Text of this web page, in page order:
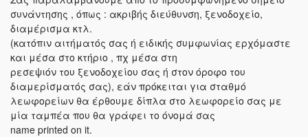
συνάντησης , όπως : ακριβής διεύθυνση, ξενοδοχείο,
διαμέρισμα κτλ.
(κατόπιν αιτήματός σας ή ειδικής συμφωνίας ερχόμαστε
και μέσα στο κτήριο , πχ μέσα στη
ρεσεψιόν του ξενοδοχείου σας ή στον όροφο του
διαμερίσματός σας), εάν πρόκειται για σταθμό
λεωφορείων θα έρθουμε δίπλα στο λεωφορείο σας με
μία ταμπέα που θα γράφει το όνομά σας
name printed on it.